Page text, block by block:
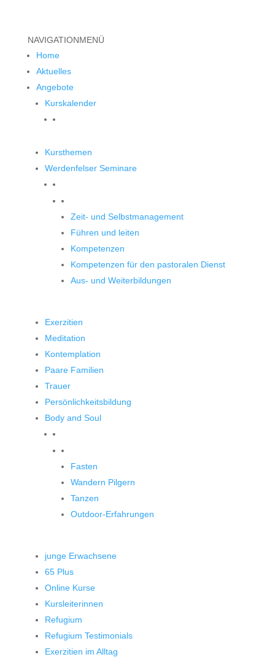
NAVIGATIONMENÜ
Home
Aktuelles
Angebote
Kurskalender
Kursthemen
Werdenfelser Seminare
Zeit- und Selbstmanagement
Führen und leiten
Kompetenzen
Kompetenzen für den pastoralen Dienst
Aus- und Weiterbildungen
Exerzitien
Meditation
Kontemplation
Paare Familien
Trauer
Persönlichkeitsbildung
Body and Soul
Fasten
Wandern Pilgern
Tanzen
Outdoor-Erfahrungen
junge Erwachsene
65 Plus
Online Kurse
Kursleiterinnen
Refugium
Refugium Testimonials
Exerzitien im Alltag